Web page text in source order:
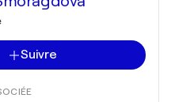
Suivre